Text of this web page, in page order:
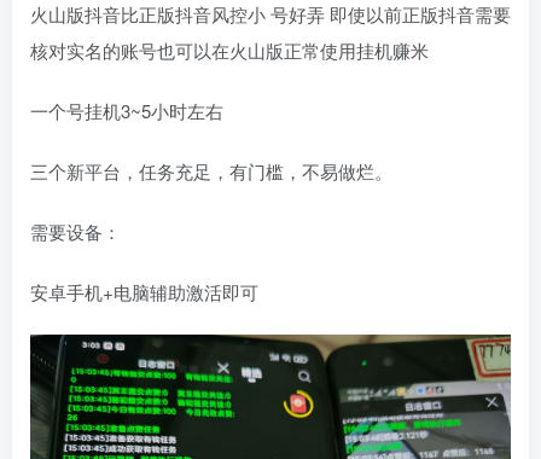
火山版抖音比正版抖音风控小 号好弄 即使以前正版抖音需要
核对实名的账号也可以在火山版正常使用挂机赚米
一个号挂机3~5小时左右
三个新平台，任务充足，有门槛，不易做烂。
需要设备：
安卓手机+电脑辅助激活即可